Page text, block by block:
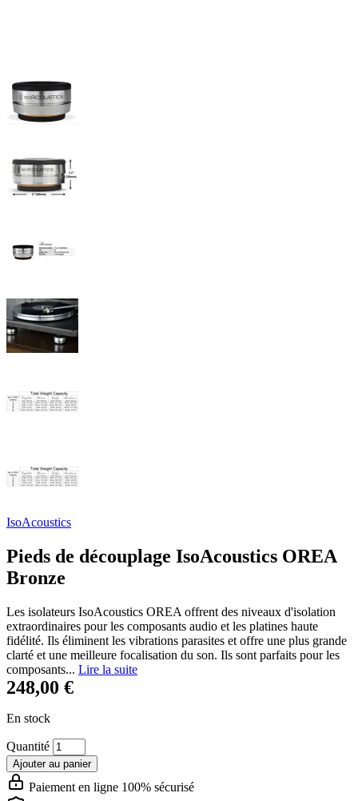
IsoAcoustics
Pieds de découplage IsoAcoustics OREA
Bronze
Les isolateurs IsoAcoustics OREA offrent des niveaux d'isolation
extraordinaires pour les composants audio et les platines haute
fidélité. Ils éliminent les vibrations parasites et offre une plus grande
clarté et une meilleure focalisation du son. Ils sont parfaits pour les
composants... Lire la suite
248,00 €
En stock
Quantité
Ajouter au panier
Paiement en ligne 100% sécurisé